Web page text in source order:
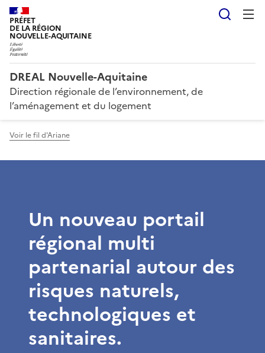
PRÉFET
DE LA RÉGION
NOUVELLE-AQUITAINE
DREAL Nouvelle-Aquitaine
Direction régionale de l’environnement, de
l’aménagement et du logement
Voir le fil d'Ariane
Un nouveau portail
régional multi
partenarial autour des
risques naturels,
technologiques et
sanitaires.